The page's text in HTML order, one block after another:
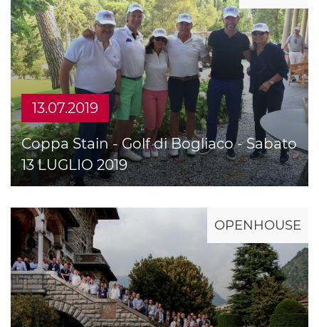
13.07.2019
Coppa Stain - Golf di Bogliaco - Sabato
13 LUGLIO 2019
OPENHOUSE